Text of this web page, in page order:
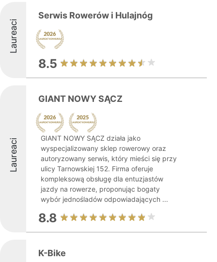
Laureaci
Serwis Rowerów i Hulajnóg
8.5
Laureaci
GIANT NOWY SĄCZ
GIANT NOWY SĄCZ działa jako
wyspecjalizowany sklep rowerowy oraz
autoryzowany serwis, który mieści się przy
ulicy Tarnowskiej 152. Firma oferuje
kompleksową obsługę dla entuzjastów
jazdy na rowerze, proponując bogaty
wybór jednośladów odpowiadających ...
8.8
K-Bike